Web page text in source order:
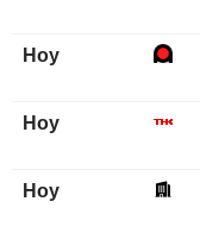
Hoy
Hoy
Hoy